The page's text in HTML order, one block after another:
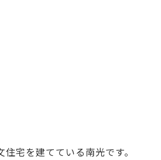
宅を建てている南光です。